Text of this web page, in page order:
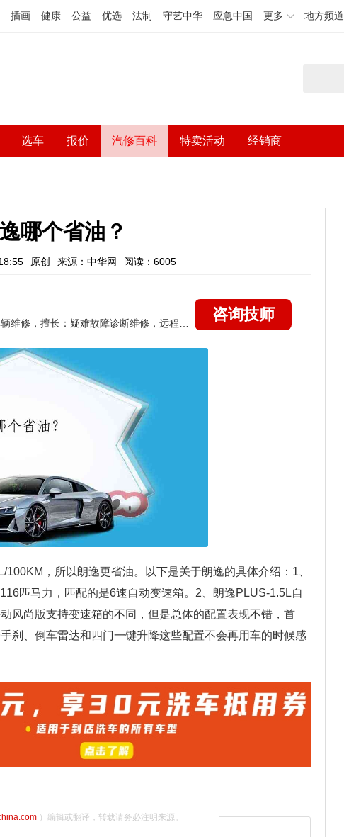
插画 健康 公益 优选 法制 守艺中华 应急中国 更多 地方频道
选车 报价 汽修百科 特卖活动 经销商
哪个省油？
原创 来源：中华网 阅读：6005
咨询技师
，所以朗逸更省油。以下是关于朗逸的具体介绍：1、
匹马力，匹配的是6速自动变速箱。2、朗逸PLUS-1.5L自
风尚版支持变速箱的不同，但是总体的配置表现不错，首
刹、倒车雷达和四门一键升降这些配置不会再用车的时候感
）编辑或翻译，转载请务必注明来源。